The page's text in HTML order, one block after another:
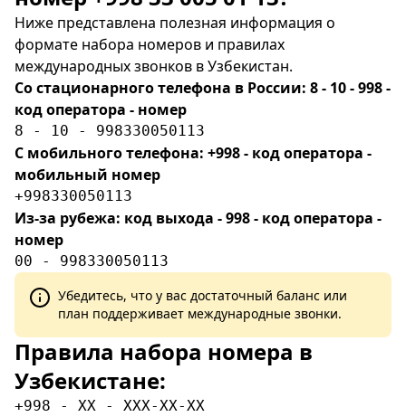
Ниже представлена полезная информация о
формате набора номеров и правилах
международных звонков в Узбекистан.
Со стационарного телефона в России: 8 - 10 - 998 -
код оператора - номер
8 - 10 - 998330050113
С мобильного телефона: +998 - код оператора -
мобильный номер
+998330050113
Из-за рубежа: код выхода - 998 - код оператора -
номер
00 - 998330050113
Убедитесь, что у вас достаточный баланс или
план поддерживает международные звонки.
Правила набора номера в
Узбекистане:
+998 - XX - XXX-XX-XX